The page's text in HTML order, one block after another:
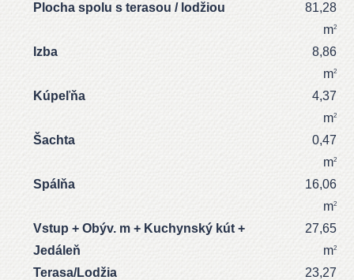
Plocha spolu s terasou / lodžiou
81,28
m2
Izba
8,86
m2
Kúpeľňa
4,37
m2
Šachta
0,47
m2
Spálňa
16,06
m2
Vstup + Obýv. m + Kuchynský kút +
Jedáleň
27,65
m2
Terasa/Lodžia
23,27